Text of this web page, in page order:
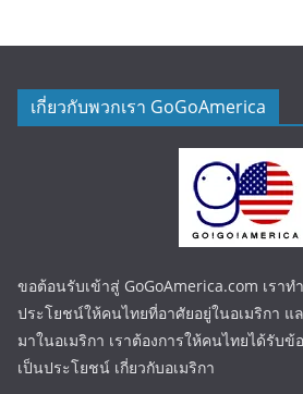
เกี่ยวกับพวกเรา GoGoAmerica
ขอต้อนรับเข้าสู่ GoGoAmerica.com เรา
ประโยชน์ให้คนไทยที่อาศัยอยู่ในอเมริกา แ
มาในอเมริกา เราต้องการให้คนไทยได้รับข้
เป็นประโยชน์ เกี่ยวกับอเมริกา